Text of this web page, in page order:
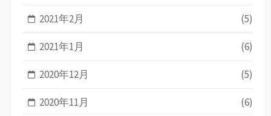
2021年2月 (5)
2021年1月 (6)
2020年12月 (5)
2020年11月 (6)